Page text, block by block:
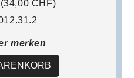
(34,00 CHF)
merken